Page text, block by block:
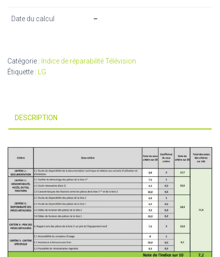
Date du calcul –
Catégorie : Indice de réparabilité Télévision
Étiquette :
LG
DESCRIPTION